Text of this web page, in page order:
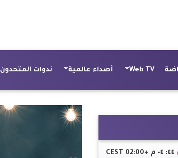
Web TV أصداء عالمية ندوات المتحدون
٤٤: ٠٤ م +02:00 CEST